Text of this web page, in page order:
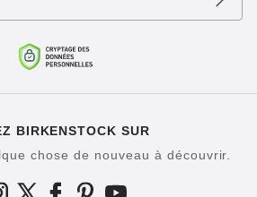
BIRKENSTOCK SUR
chose de nouveau à découvrir.